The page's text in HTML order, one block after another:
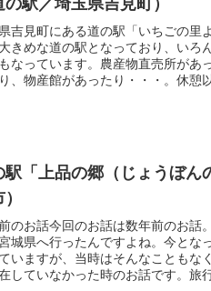
吉見町にある道の駅「いちごの里
きめな道の駅となっており、いろ
なっています。農産物直売所があ
、物産館があったり・・・。休憩
駅「上品の郷（じょうぼん
のお話今回のお話は数年前のお話
城県へ行ったんですよね。今とな
いますが、当時はそんなこともな
していなかった時のお話です。旅